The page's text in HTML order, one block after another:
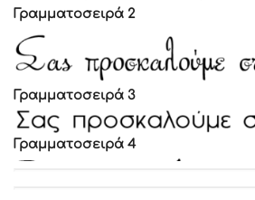
Γραμματοσειρά 2
Γραμματοσειρά 3
Γραμματοσειρά 4